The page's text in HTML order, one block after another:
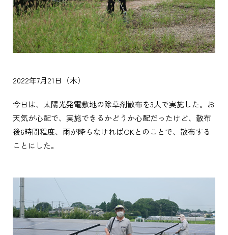
2022年7月21日（木）
今日は、太陽光発電敷地の除草剤散布を3人で実施した。お
天気が心配で、実施できるかどうか心配だったけど、散布
後6時間程度、雨が降らなければOKとのことで、散布する
ことにした。